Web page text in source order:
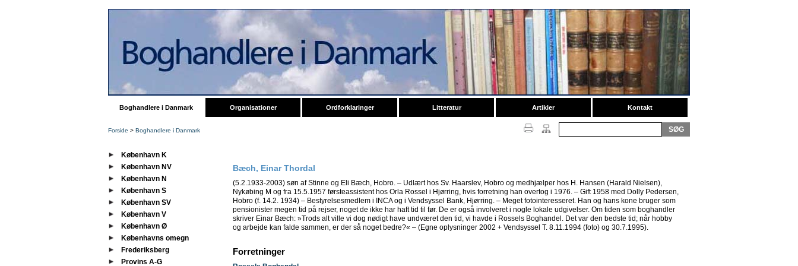
Boghandlere i Danmark Organisationer Ordforklaringer Litteratur Artikler Kontakt
Forside > Boghandlere i Danmark
København K
København NV
København N
København S
København SV
København V
København Ø
Københavns omegn
Frederiksberg
Provins A-G
Bæch, Einar Thordal
(5.2.1933-2003) søn af Stinne og Eli Bæch, Hobro. – Udlært hos Sv. Haarslev, Hobro og medhjælper hos H. Hansen (Harald Nielsen),
Nykøbing M og fra 15.5.1957 førsteassistent hos Orla Rossel i Hjørring, hvis forretning han overtog i 1976. – Gift 1958 med Dolly Pedersen,
Hobro (f. 14.2. 1934) – Bestyrelsesmedlem i INCA og i Vendsyssel Bank, Hjørring. – Meget fotointeresseret. Han og hans kone bruger som
pensionister megen tid på rejser, noget de ikke har haft tid til før. De er også involveret i nogle lokale udgivelser. Om tiden som boghandler
skriver Einar Bæch: »Trods alt ville vi dog nødigt have undværet den tid, vi havde i Rossels Boghandel. Det var den bedste tid; når hobby
og arbejde kan falde sammen, er der så noget bedre?« – (Egne oplysninger 2002 + Vendsyssel T. 8.11.1994 (foto) og 30.7.1995).
Forretninger